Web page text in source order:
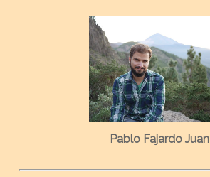
Pablo Fajardo Juan